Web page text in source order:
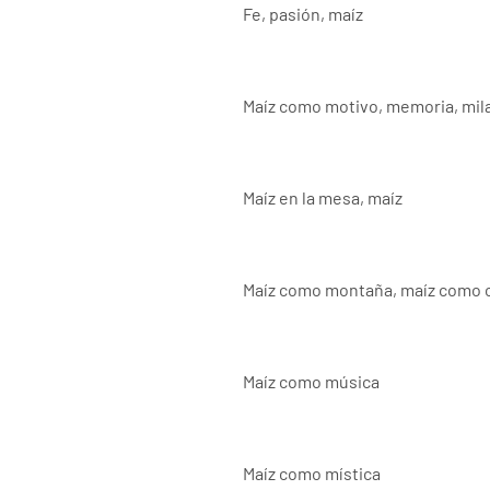
Fe, pasión, maíz
Maíz como motivo, memoria,
Maíz en la mesa, maíz
Maíz como montaña, maíz como
Maíz como música
Maíz como mística